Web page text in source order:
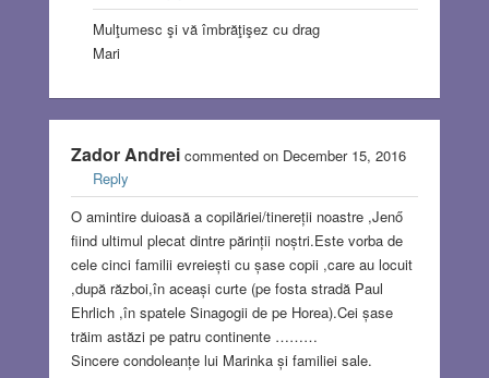
Mulţumesc şi vă îmbrăţişez cu drag
Mari
Zador Andreicommented on December 15, 2016
Reply
O amintire duioasă a copilăriei/tinereții noastre ,Jenő
fiind ultimul plecat dintre părinții noștri.Este vorba de
cele cinci familii evreiești cu șase copii ,care au locuit
,după război,în aceași curte (pe fosta stradă Paul
Ehrlich ,în spatele Sinagogii de pe Horea).Cei șase
trăim astăzi pe patru continente ………
Sincere condoleanțe lui Marinka și familiei sale.